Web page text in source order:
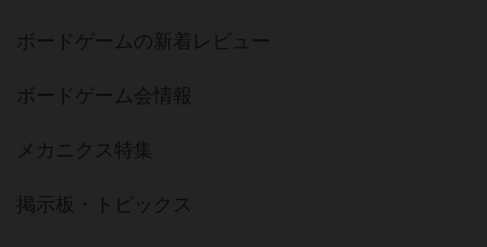
ボードゲームの新着レビュー
ボードゲーム会情報
メカニクス特集
掲示板・トピックス